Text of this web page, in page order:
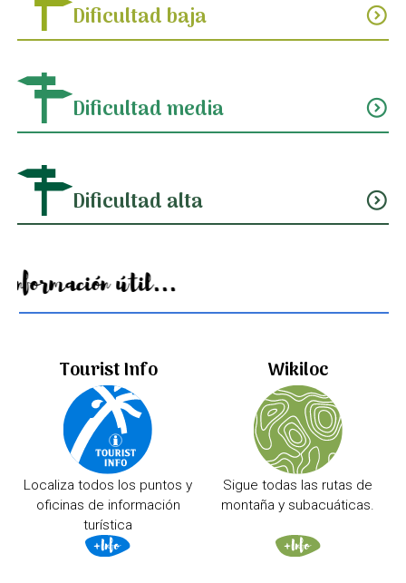
Dificultad baja expand_circle_down
Dificultad media expand_circle_down
Dificultad alta expand_circle_down
Información útil...
Tourist Info
Localiza todos los puntos y
oficinas de información
turística
Wikiloc
Sigue todas las rutas de
montaña y subacuáticas.